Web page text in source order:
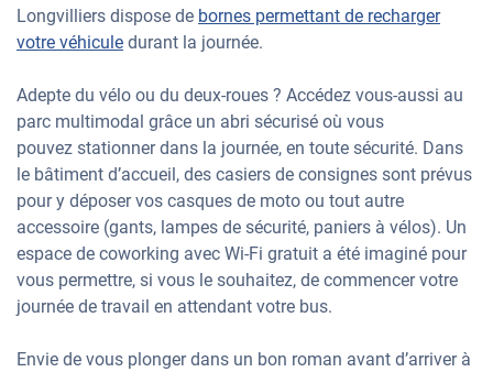
Longvilliers dispose de bornes permettant de recharger
votre véhicule durant la journée.
Adepte du vélo ou du deux-roues ? Accédez vous-aussi au
parc multimodal grâce un abri sécurisé où vous
pouvez stationner dans la journée, en toute sécurité. Dans
le bâtiment d’accueil, des casiers de consignes sont prévus
pour y déposer vos casques de moto ou tout autre
accessoire (gants, lampes de sécurité, paniers à vélos). Un
espace de coworking avec Wi-Fi gratuit a été imaginé pour
vous permettre, si vous le souhaitez, de commencer votre
journée de travail en attendant votre bus.
Envie de vous plonger dans un bon roman avant d’arriver à